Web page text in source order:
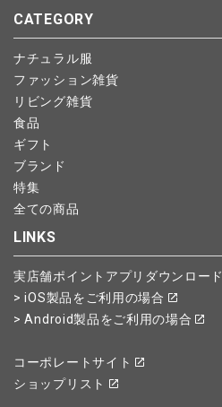
CATEGORY
ナチュラル服
ファッション雑貨
リビング雑貨
食品
ギフト
ブランド
特集
全ての商品
LINKS
実店舗ポイントアプリダウンロード
> iOS製品をご利用の場合
> Android製品をご利用の場合
コーポレートサイト
ショップリスト